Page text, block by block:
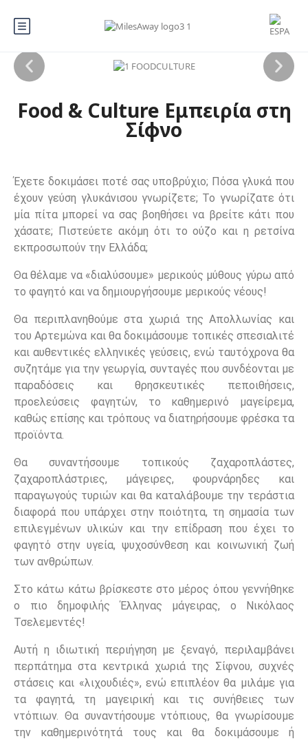
Food & Culture Εμπειρία στη
Σίφνο
Έχετε δοκιμάσει ποτέ σας υποβρύχιο; Πόσα γλυκά που
έχουν γεύση γλυκάνισου γνωρίζετε; Το γνωρίζατε ότι
μία πίτα μπορεί να σας βοηθήσει να βρείτε κάτι που
χάσατε; Πιστεύετε ακόμη ότι το ούζο και η ρετσίνα
εκπροσωπούν την Ελλάδα;
Θα θέλαμε να «διαλύσουμε» μερικούς μύθους γύρω από
το φαγητό και να δημιουργήσουμε μερικούς νέους!
Θα περιπλανηθούμε στα χωριά της Απολλωνίας και
του Αρτεμώνα και θα δοκιμάσουμε τοπικές σπεσιαλιτέ
και αυθεντικές ελληνικές γεύσεις, ενώ ταυτόχρονα θα
συζητάμε για την γεωργία, συνταγές που συνδέονται με
παραδόσεις και θρησκευτικές πεποιθήσεις,
προελεύσεις φαγητών, το καθημερινό μαγείρεμα,
καθώς επίσης και τρόπους να διατηρήσουμε φρέσκα τα
προϊόντα.
Θα συναντήσουμε τοπικούς ζαχαροπλάστες,
ζαχαροπλάστριες, μάγειρες, φουρνάρηδες και
παραγωγούς τυριών και θα καταλάβουμε την τεράστια
διαφορά που υπάρχει στην ποιότητα, τη σημασία των
επιλεγμένων υλικών και την επίδραση που έχει το
φαγητό στην υγεία, ψυχοσύνθεση και κοινωνική ζωή
των ανθρώπων.
Στο κάτω κάτω βρίσκεστε στο μέρος όπου γεννήθηκε
ο πιο δημοφιλής Έλληνας μάγειρας, ο Νικόλαος
Τσελεμεντές!
Αυτή η ιδιωτική περιήγηση με ξεναγό, περιλαμβάνει
περπάτημα στα κεντρικά χωριά της Σίφνου, συχνές
στάσεις και «λιχουδιές», ενώ επιπλέον θα μιλάμε για
τα φαγητά, τη μαγειρική και τις συνήθειες των
ντόπιων. Θα συναντήσουμε ντόπιους, θα γνωρίσουμε
την καθημερινότητά τους και θα δοκιμάσουμε ή